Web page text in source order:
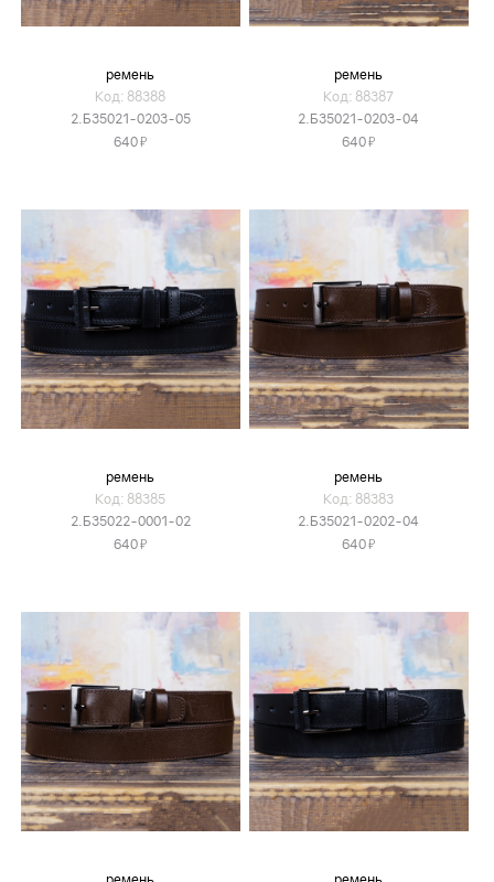
ремень
Код: 88388
2.Б35021-0203-05
640Я
ремень
Код: 88387
2.Б35021-0203-04
640Я
ремень
Код: 88385
2.Б35022-0001-02
640Я
ремень
Код: 88383
2.Б35021-0202-04
640Я